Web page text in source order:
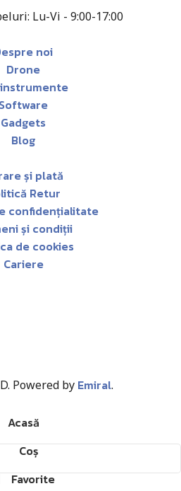
Lu-Vi - 9:00-17:00
noi
Drone
Software
Gadgets
Blog
și plată
Retur
confidențialitate
și condiții
de cookies
Cariere
Powered by Emiral.
Acasă
Coș
Favorite